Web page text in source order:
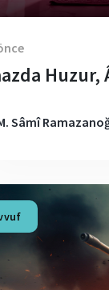
Huzur,
Sâmî